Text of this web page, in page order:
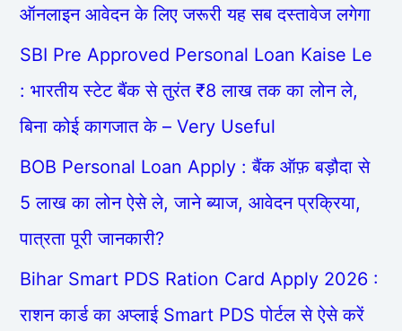
ऑनलाइन आवेदन के लिए जरूरी यह सब दस्तावेज लगेगा
SBI Pre Approved Personal Loan Kaise Le
: भारतीय स्टेट बैंक से तुरंत ₹8 लाख तक का लोन ले,
बिना कोई कागजात के – Very Useful
BOB Personal Loan Apply : बैंक ऑफ़ बड़ौदा से
5 लाख का लोन ऐसे ले, जाने ब्याज, आवेदन प्रक्रिया,
पात्रता पूरी जानकारी?
Bihar Smart PDS Ration Card Apply 2026 :
राशन कार्ड का अप्लाई Smart PDS पोर्टल से ऐसे करें